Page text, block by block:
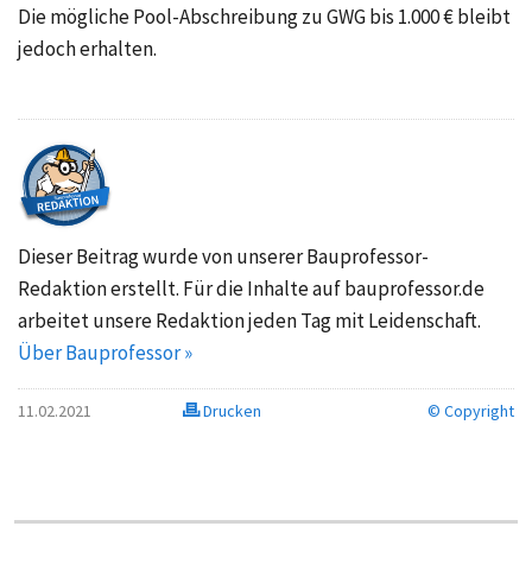
Die mögliche Pool-Abschreibung zu GWGbis 1.000 €bleibt
jedoch erhalten.
Dieser Beitrag wurde von unserer Bauprofessor-
Redaktion erstellt. Für die Inhalte auf bauprofessor.de
arbeitet unsere Redaktion jeden Tag mit Leidenschaft.
Über Bauprofessor »
11.02.2021 Drucken © Copyright